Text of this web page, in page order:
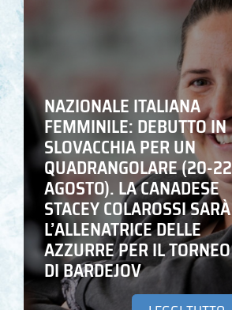
NAZIONALE ITALIANA
FEMMINILE: DEBUTTO IN
SLOVACCHIA PER UN
QUADRANGOLARE (20-22
AGOSTO). LA CANADESE
STACEY COLAROSSI SARÀ
L’ALLENATRICE DELLE
AZZURRE PER IL TORNEO
DI BARDEJOV